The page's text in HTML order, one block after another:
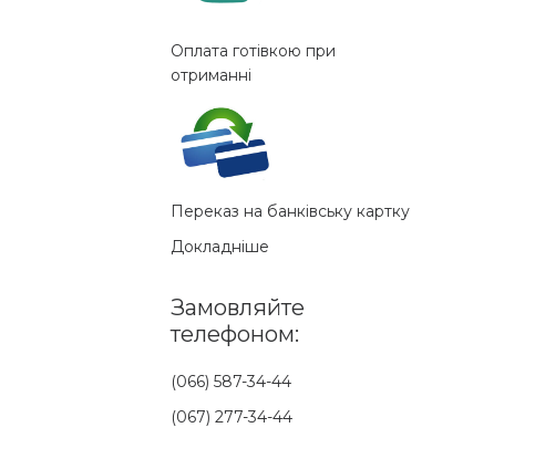
Оплата готівкою при
отриманні
Переказ на банківську картку
Докладніше
Замовляйте
телефоном:
(066) 587-34-44
(067) 277-34-44